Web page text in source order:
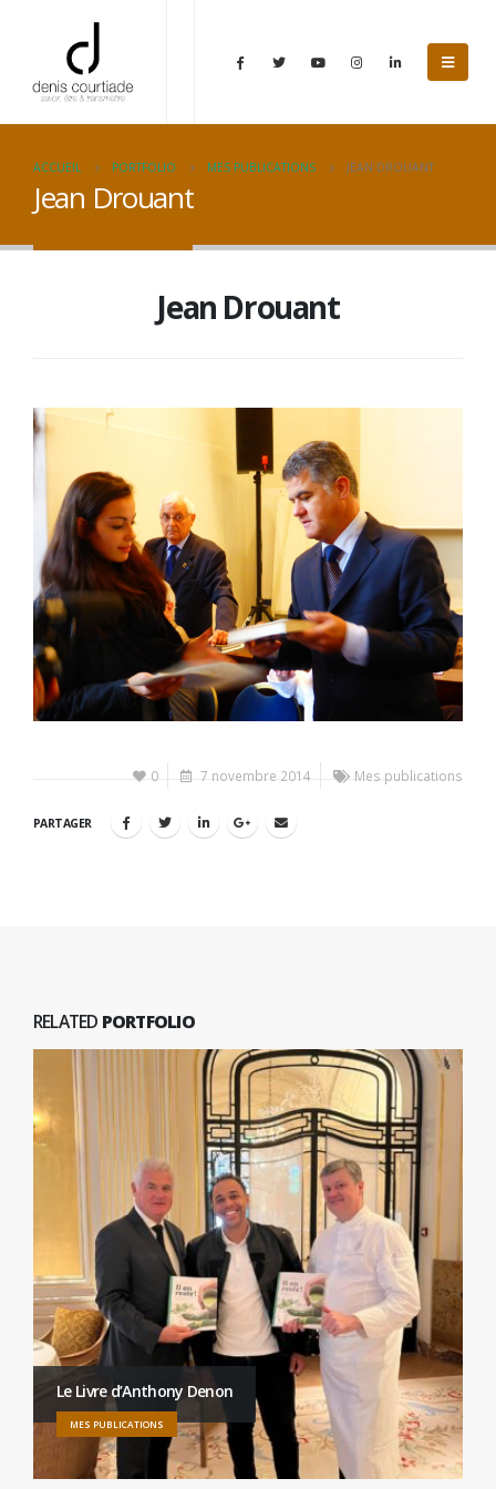
ACCUEIL PORTFOLIO MES PUBLICATIONS JEAN DROUANT
Jean Drouant
Jean Drouant
0 7 novembre 2014 Mes publications
PARTAGER
RELATED PORTFOLIO
Le Livre d’Anthony Denon
MES PUBLICATIONS